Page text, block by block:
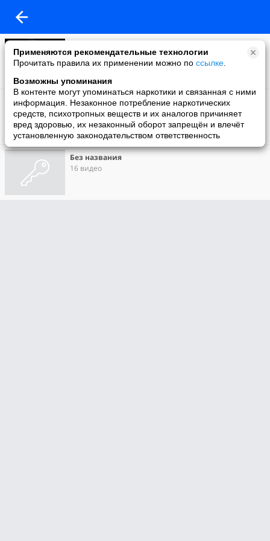
Применяются рекомендательные технологии
Прочитать правила их применении можно по ссылке
Возможны упоминания
В контенте могут упоминаться наркотики и связанная с ними
информация. Незаконное потребление наркотических
средств, психотропных веществ и их аналогов причиняет
вред здоровью, их незаконный оборот запрещён и влечёт
установленную законодательством ответственность
421 видео
Не для всех)
2 видео
Без названия
16 видео